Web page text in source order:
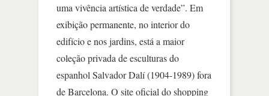
uma vivência artística de verdade”. Em
exibição permanente, no interior do
edifício e nos jardins, está a maior
coleção privada de esculturas do
espanhol Salvador Dalí (1904-1989) fora
de Barcelona. O site oficial do shopping